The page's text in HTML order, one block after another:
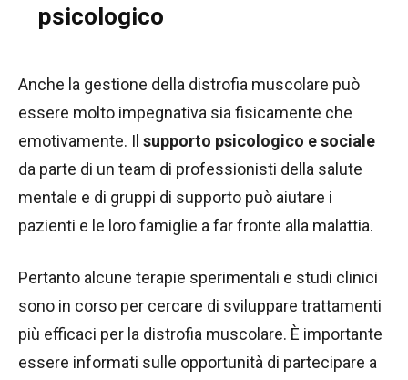
psicologico
Anche la gestione della distrofia muscolare può
essere molto impegnativa sia fisicamente che
emotivamente. Il supporto psicologico e sociale
da parte di un team di professionisti della salute
mentale e di gruppi di supporto può aiutare i
pazienti e le loro famiglie a far fronte alla malattia.
Pertanto alcune terapie sperimentali e studi clinici
sono in corso per cercare di sviluppare trattamenti
più efficaci per la distrofia muscolare. È importante
essere informati sulle opportunità di partecipare a